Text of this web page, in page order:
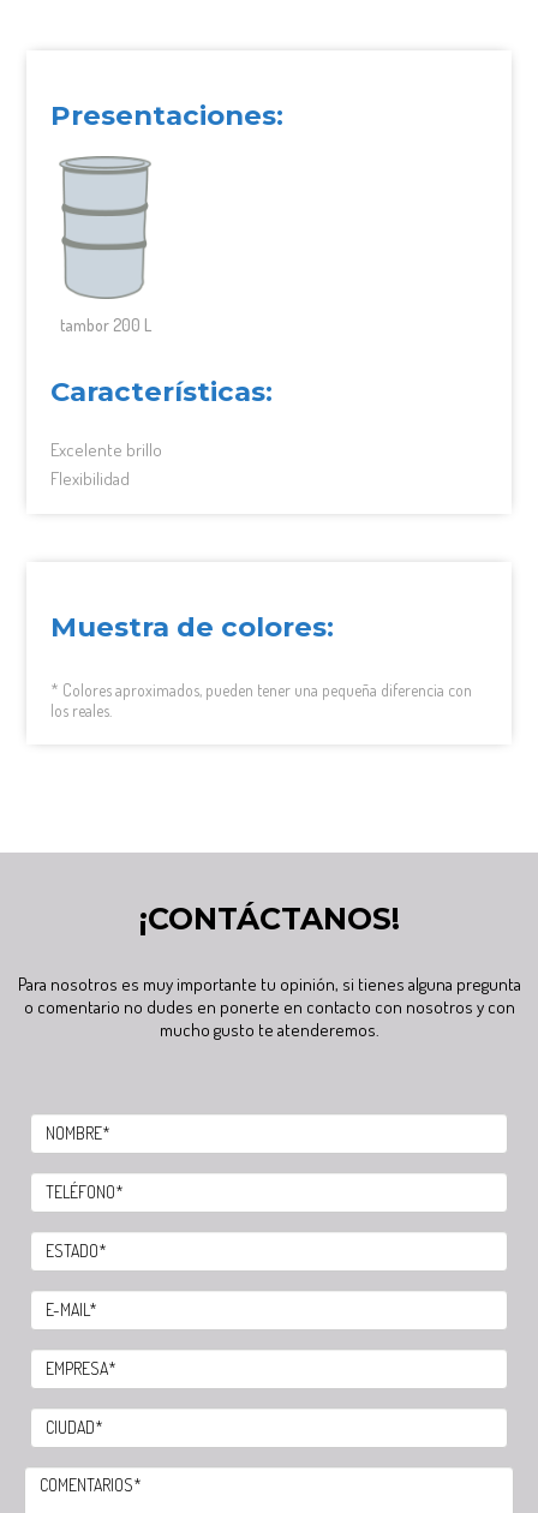
Presentaciones:
tambor 200 L
Características:
Excelente brillo
Flexibilidad
Muestra de colores:
* Colores aproximados, pueden tener una pequeña diferencia con
los reales.
¡CONTÁCTANOS!
Para nosotros es muy importante tu opinión, si tienes alguna pregunta
o comentario no dudes en ponerte en contacto con nosotros y con
mucho gusto te atenderemos.